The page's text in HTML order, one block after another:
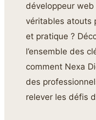
développeur
véritables atouts
et pratique ?
l’ensemble des
comment Nexa
des
relever les défis